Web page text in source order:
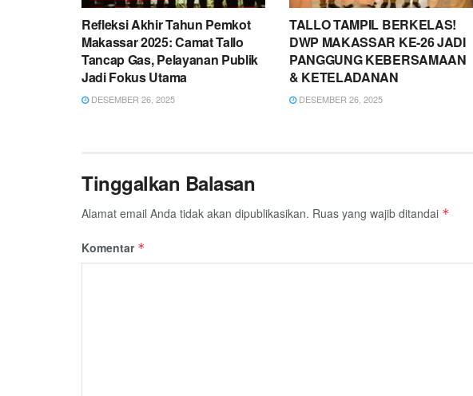
Refleksi Akhir Tahun Pemkot
Makassar 2025: Camat Tallo
Tancap Gas, Pelayanan Publik
Jadi Fokus Utama
DESEMBER 26, 2025
TALLO TAMPIL BERKELAS!
DWP MAKASSAR KE-26 JADI
PANGGUNG KEBERSAMAAN
& KETELADANAN
DESEMBER 26, 2025
Tinggalkan Balasan
Alamat email Anda tidak akan dipublikasikan. Ruas yang wajib ditandai *
Komentar *